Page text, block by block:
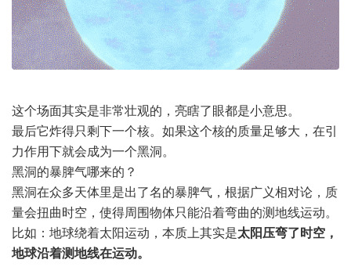
这个场面其实是非常壮观的，亮瞎了眼都是小意思。
最后它炸得只剩下一个核。如果这个核的质量足够大，在引
力作用下就会成为一个黑洞。
黑洞的暴脾气哪来的？
黑洞在众多天体里是出了名的暴脾气，根据广义相对论，质
量会扭曲时空，使得周围物体只能沿着弯曲的测地线运动。
比如：地球绕着太阳运动，本质上其实是太阳压弯了时空，
地球沿着测地线在运动。